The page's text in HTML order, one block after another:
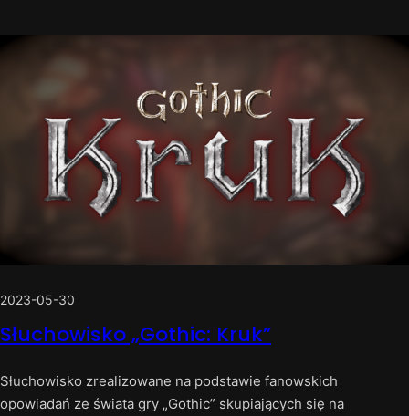
2023-05-30
Słuchowisko „Gothic: Kruk”
Słuchowisko zrealizowane na podstawie fanowskich
opowiadań ze świata gry „Gothic” skupiających się na